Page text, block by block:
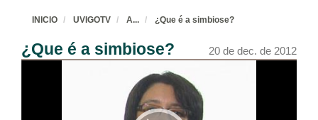
INICIO UVIGOTV A... ¿Que é a simbiose?
¿Que é a simbiose? 20 de dec. de 2012